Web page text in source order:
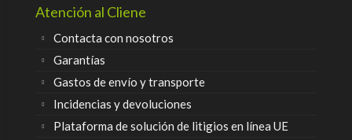
Atención al Cliene
Contacta con nosotros
Garantías
Gastos de envío y transporte
Incidencias y devoluciones
Plataforma de solución de litigios en línea UE